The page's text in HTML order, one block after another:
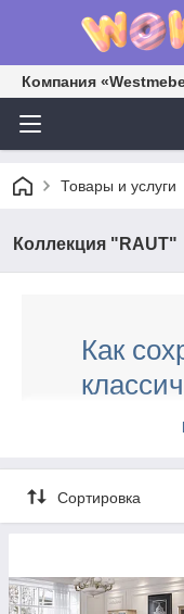
Компания
Товары и услуги
Коллекция "RAUT"
Как
при
Коллекция
При первом
Сортировка